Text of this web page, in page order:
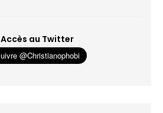
Accès au Twitter